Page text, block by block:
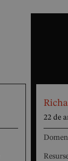
22 de